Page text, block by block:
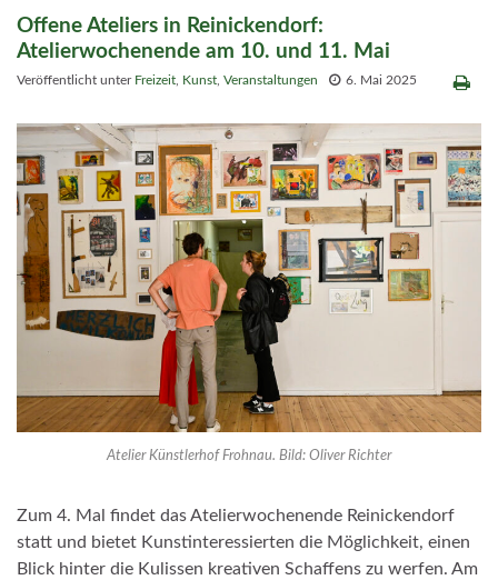
Offene Ateliers in Reinickendorf:
Atelierwochenende am 10. und 11. Mai
Veröffentlicht unter Freizeit Kunst Veranstaltungen 6. Mai 2025
Atelier Künstlerhof Frohnau. Bild: Oliver Richter
Zum 4. Mal findet das Atelierwochenende Reinickendorf
statt und bietet Kunstinteressierten die Möglichkeit, einen
Blick hinter die Kulissen kreativen Schaffens zu werfen. Am